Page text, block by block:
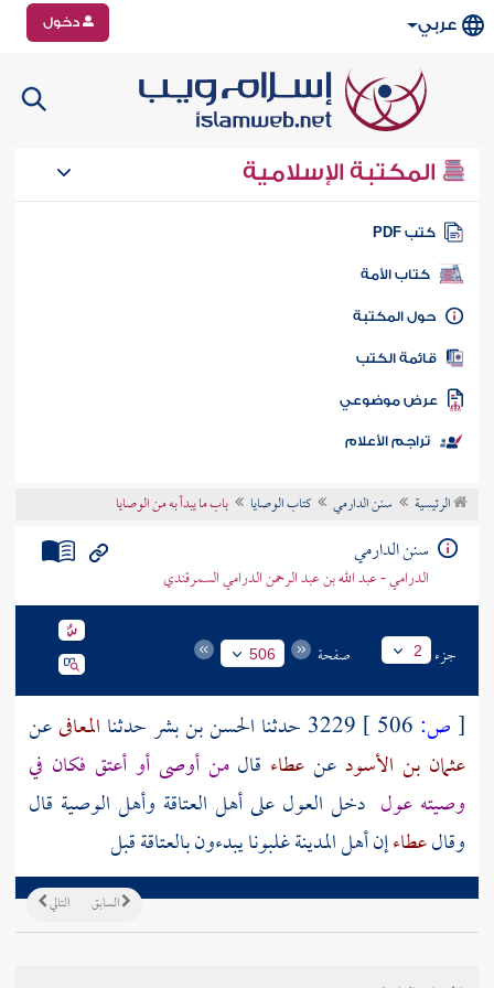
عربي دخول
المكتبة الإسلامية
كتب PDF
كتاب الأمة
المكتبة
الكتب
موضوعي
تراجم الأعلام
الرئيسية سنن الدارمي كتاب الوصايا باب ما يبدأ به من الوصايا
سنن الدارمي
الدرامي - عبد الله بن عبد الرحمن الدرامي السمرقندي
جزء 2 صفحة 506
[ص: 3229 حدثنا الحسن بن بشرحدثنا المعافىعن
عثمان بن الأسود عن عطاء قالمن أوصى أو أعتق فكان في
وصيته عول دخل العول على أهل العتاقة وأهل الوصية قال
وقالعطاءإن أهلالمدينةغلبونا يبدءون بالعتاقة قبل
التالي السابق